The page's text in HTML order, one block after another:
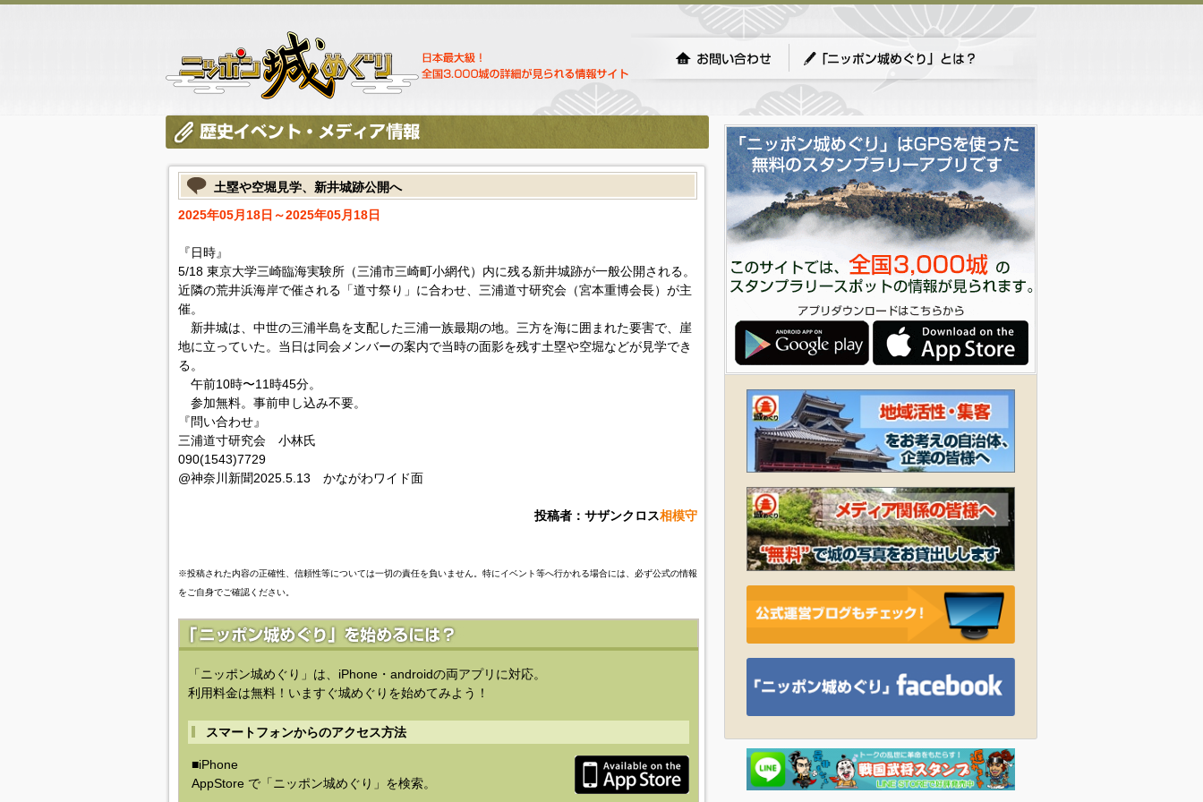
土塁や空堀見学、新井城跡公開へ
2025年05月18日～2025年05月18日
『日時』
5/18 東京大学三崎臨海実験所（三浦市三崎町小網代）内に残る新井城跡が一般公開される。
近隣の荒井浜海岸で催される「道寸祭り」に合わせ、三浦道寸研究会（宮本重博会長）が主
催。
新井城は、中世の三浦半島を支配した三浦一族最期の地。三方を海に囲まれた要害で、崖
地に立っていた。当日は同会メンバーの案内で当時の面影を残す土塁や空堀などが見学でき
る。
午前10時〜11時45分。
参加無料。事前申し込み不要。
『問い合わせ』
三浦道寸研究会 小林氏
090(1543)7729
@神奈川新聞2025.5.13 かながわワイド面
投稿者：サザンクロス相模守
※投稿された内容の正確性、信頼性等については一切の責任を負いません。特にイベント等へ行かれる場合には、必ず公式の情報
をご自身でご確認ください。
「ニッポン城めぐり」は、iPhone・androidの両アプリに対応。
利用料金は無料！いますぐ城めぐりを始めてみよう！
スマートフォンからのアクセス方法
■iPhone
AppStore で「ニッポン城めぐり」を検索。